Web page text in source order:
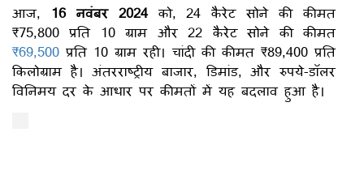
आज, 16 नवंबर 2024को, 24 कैरेट सोने की कीमत
₹75,800 प्रति 10 ग्राम और 22 कैरेट सोने की कीमत
₹69,500 प्रति 10 ग्राम रही। चांदी की कीमत ₹89,400 प्रति
किलोग्राम है। अंतरराष्ट्रीय बाजार, डिमांड, और रुपये-डॉलर
विनिमय दर के आधार पर कीमतों में यह बदलाव हुआ है।